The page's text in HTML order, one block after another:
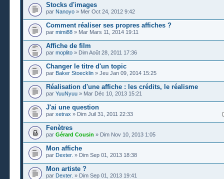
Stocks d'images
par Nanoyo » Mer Oct 24, 2012 9:42
Comment réaliser ses propres affiches ?
par mimi88 » Mar Mars 11, 2014 19:11
Affiche de film
par moplito » Dim Août 28, 2011 17:36
Changer le titre d'un topic
par Baker Stoecklin » Jeu Jan 09, 2014 15:25
Réalisation d'une affiche : les crédits, le réalisme
par YuuNyuu » Mar Déc 10, 2013 15:21
J'ai une question
par xetrax » Dim Juil 31, 2011 22:33
Fenètres
par Gérard Cousin » Dim Nov 10, 2013 1:05
Mon affiche
par Dexter. » Dim Sep 01, 2013 18:38
Mon artiste ?
par Dexter. » Dim Sep 01, 2013 19:41